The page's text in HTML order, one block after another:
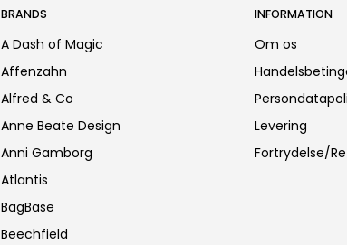
BRANDS
A Dash of Magic
Affenzahn
Alfred & Co
Anne Beate Design
Anni Gamborg
Atlantis
BagBase
Beechfield
INFORMATION
Om os
Levering
Fortrydelse/